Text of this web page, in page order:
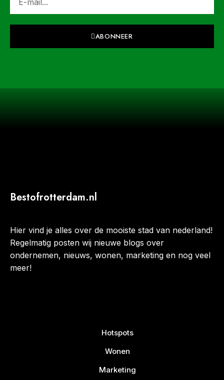
ABONNEER
Bestofrotterdam.nl
Hier vind je alles over de mooiste stad van nederland!
Regelmatig posten wij nieuwe blogs over
ondernemen, nieuws, wonen, marketing en nog veel
meer!
Hotspots
Wonen
Marketing